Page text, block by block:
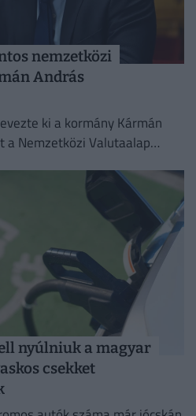
nemzetközi
András
ki a kormány Kármán
a Nemzetközi Valutaalap
nyúlniuk a magyar
csekket